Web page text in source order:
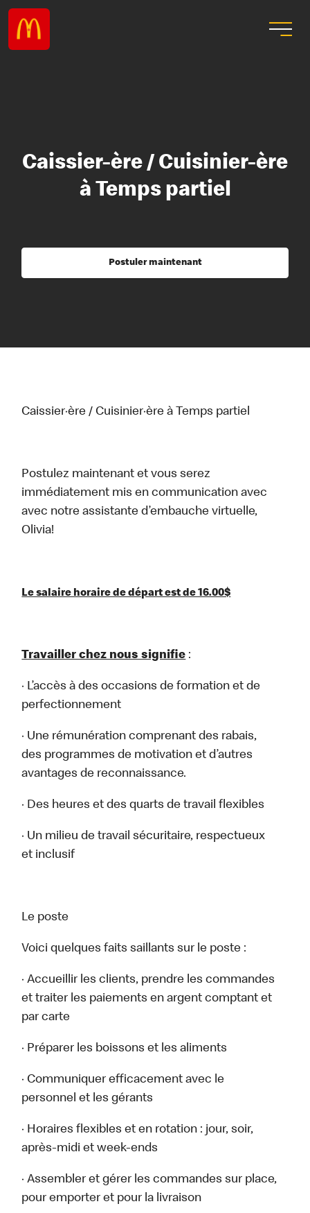
Caissier-ère / Cuisinier-ère
à Temps partiel
Postuler maintenant
Caissier·ère / Cuisinier·ère à Temps partiel
Postulez maintenant et vous serez
immédiatement mis en communication avec
avec notre assistante d’embauche virtuelle,
Olivia!
Le salaire horaire de départ est de 16.00$
Travailler chez nous signifie :
· L’accès à des occasions de formation et de
perfectionnement
· Une rémunération comprenant des rabais,
des programmes de motivation et d’autres
avantages de reconnaissance.
· Des heures et des quarts de travail flexibles
· Un milieu de travail sécuritaire, respectueux
et inclusif
Le poste
Voici quelques faits saillants sur le poste :
· Accueillir les clients, prendre les commandes
et traiter les paiements en argent comptant et
par carte
· Préparer les boissons et les aliments
· Communiquer efficacement avec le
personnel et les gérants
· Horaires flexibles et en rotation : jour, soir,
après-midi et week-ends
· Assembler et gérer les commandes sur place,
pour emporter et pour la livraison